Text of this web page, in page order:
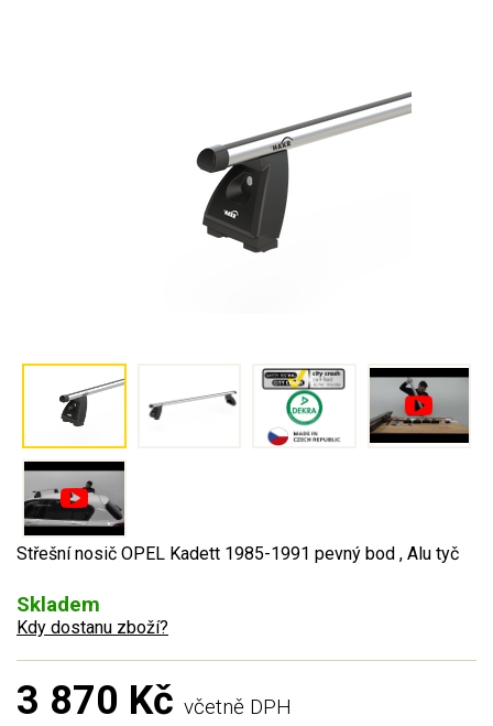
Střešní nosič OPEL Kadett 1985-1991 pevný bod , Alu tyč
Skladem
Kdy dostanu zboží?
3 870 Kč včetně DPH